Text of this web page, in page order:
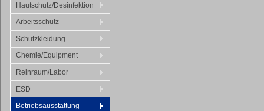
Hautschutz/Desinfektion
Arbeitsschutz
Schutzkleidung
Chemie/Equipment
Reinraum/Labor
ESD
Betriebsausstattung